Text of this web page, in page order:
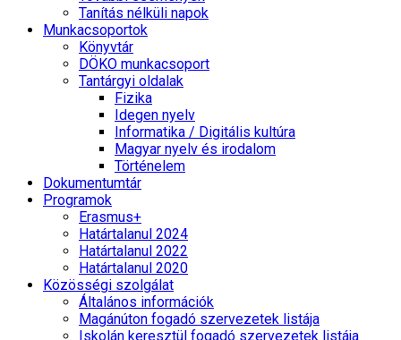
Tanítás nélküli napok
Munkacsoportok
Könyvtár
DÖKO munkacsoport
Tantárgyi oldalak
Fizika
Idegen nyelv
Informatika / Digitális kultúra
Magyar nyelv és irodalom
Történelem
Dokumentumtár
Programok
Erasmus+
Határtalanul 2024
Határtalanul 2022
Határtalanul 2020
Közösségi szolgálat
Általános információk
Magánúton fogadó szervezetek listája
Iskolán keresztül fogadó szervezetek listája